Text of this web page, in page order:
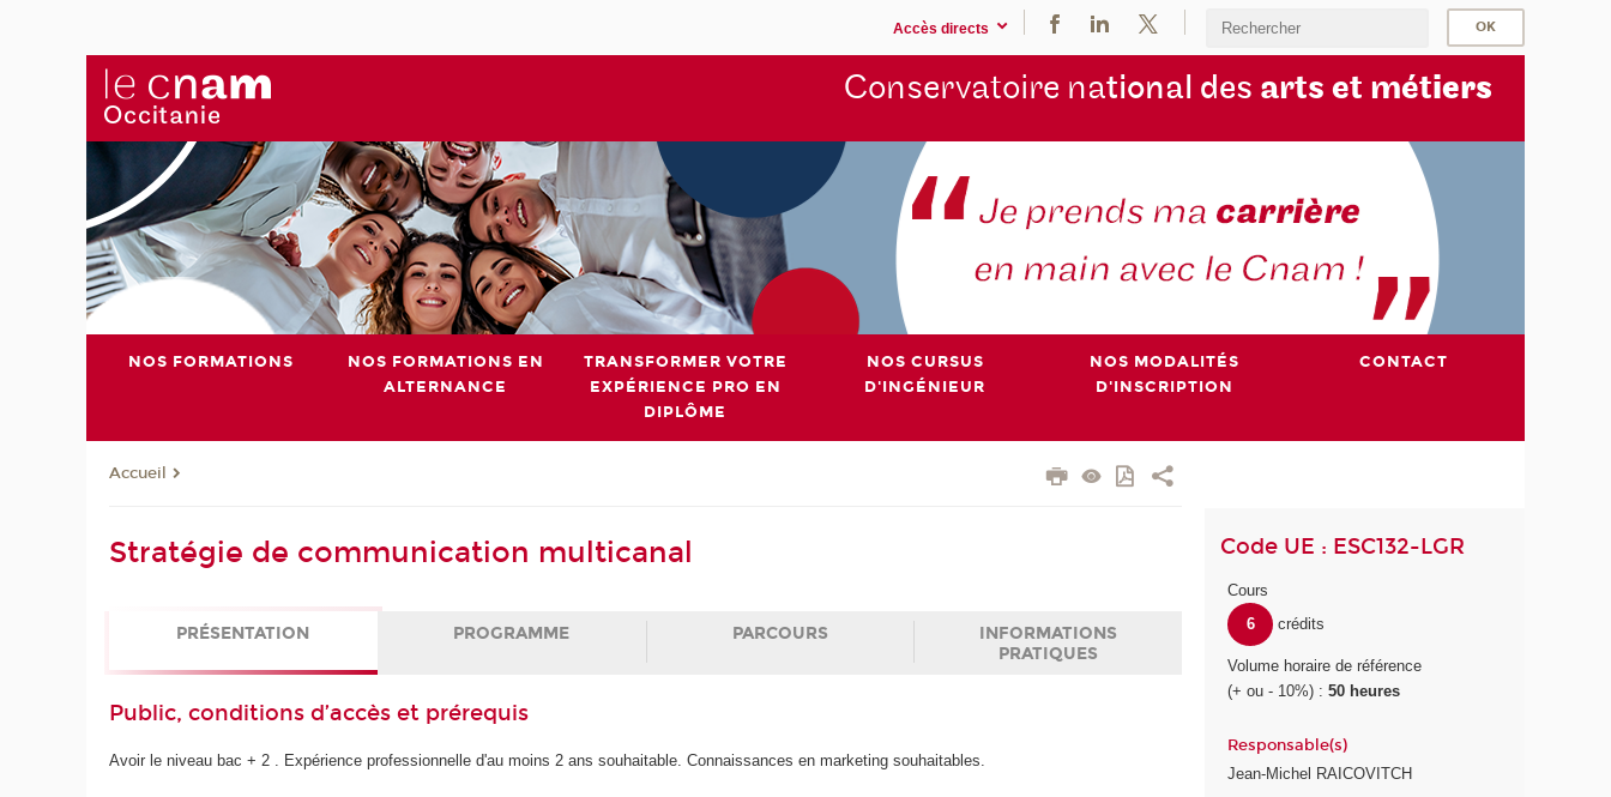
Accès directs
Conservatoire national des arts et métiers
NOS FORMATIONS
NOS FORMATIONS EN
ALTERNANCE
TRANSFORMER VOTRE
EXPÉRIENCE PRO EN
DIPLÔME
NOS CURSUS
D'INGÉNIEUR
NOS MODALITÉS
D'INSCRIPTION
CONTACT
Accueil
Stratégie de communication multicanal
PRÉSENTATION PROGRAMME PARCOURS
INFORMATIONS
PRATIQUES
Public, conditions d’accès et prérequis
Avoir le niveau bac + 2 . Expérience professionnelle d'au moins 2 ans souhaitable. Connaissances en marketing souhaitables.
Code UE : ESC132-LGR
Cours
6
crédits
Volume horaire de référence
(+ ou - 10%) :50 heures
Responsable(s)
Jean-Michel RAICOVITCH